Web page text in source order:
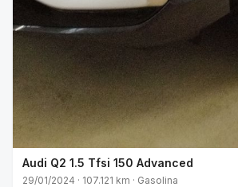
Audi Q2 1.5 Tfsi 150 Advanced
29/01/2024 · 107.121 km · Gasolina